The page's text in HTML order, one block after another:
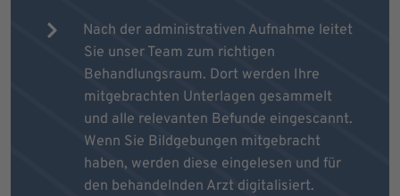
Nach der administrativen Aufnahme leitet
Sie unser Team zum richtigen
Behandlungsraum. Dort werden Ihre
mitgebrachten Unterlagen gesammelt
und alle relevanten Befunde eingescannt.
Wenn Sie Bildgebungen mitgebracht
haben, werden diese eingelesen und für
den behandelnden Arzt digitalisiert.